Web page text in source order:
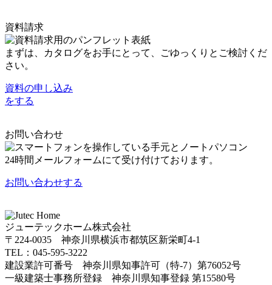
資料請求
まずは、カタログをお手にとって、ごゆっくりとご検討くだ
さい。
資料の申し込み
をする
お問い合わせ
24時間メールフォームにて受け付けております。
お問い合わせする
ジューテックホーム株式会社
〒224-0035 神奈川県横浜市都筑区新栄町4-1
TEL：045-595-3222
建設業許可番号 神奈川県知事許可（特-7）第76052号
一級建築士事務所登録 神奈川県知事登録 第15580号